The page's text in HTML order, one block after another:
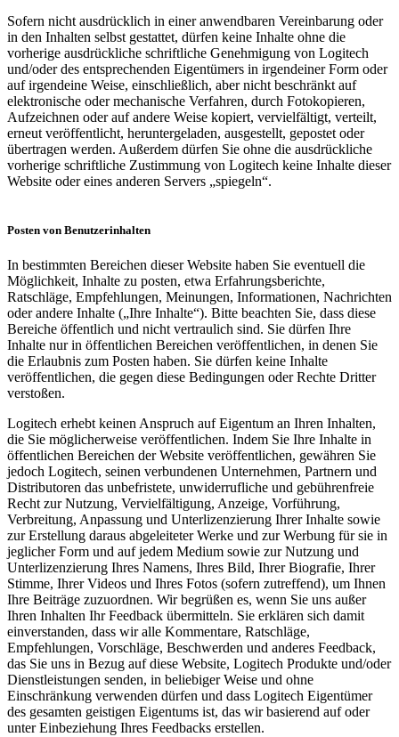
Sofern nicht ausdrücklich in einer anwendbaren Vereinbarung oder
in den Inhalten selbst gestattet, dürfen keine Inhalte ohne die
vorherige ausdrückliche schriftliche Genehmigung von Logitech
und/oder des entsprechenden Eigentümers in irgendeiner Form oder
auf irgendeine Weise, einschließlich, aber nicht beschränkt auf
elektronische oder mechanische Verfahren, durch Fotokopieren,
Aufzeichnen oder auf andere Weise kopiert, vervielfältigt, verteilt,
erneut veröffentlicht, heruntergeladen, ausgestellt, gepostet oder
übertragen werden. Außerdem dürfen Sie ohne die ausdrückliche
vorherige schriftliche Zustimmung von Logitech keine Inhalte dieser
Website oder eines anderen Servers „spiegeln“.
Posten von Benutzerinhalten
In bestimmten Bereichen dieser Website haben Sie eventuell die
Möglichkeit, Inhalte zu posten, etwa Erfahrungsberichte,
Ratschläge, Empfehlungen, Meinungen, Informationen, Nachrichten
oder andere Inhalte („Ihre Inhalte“). Bitte beachten Sie, dass diese
Bereiche öffentlich und nicht vertraulich sind. Sie dürfen Ihre
Inhalte nur in öffentlichen Bereichen veröffentlichen, in denen Sie
die Erlaubnis zum Posten haben. Sie dürfen keine Inhalte
veröffentlichen, die gegen diese Bedingungen oder Rechte Dritter
verstoßen.
Logitech erhebt keinen Anspruch auf Eigentum an Ihren Inhalten,
die Sie möglicherweise veröffentlichen. Indem Sie Ihre Inhalte in
öffentlichen Bereichen der Website veröffentlichen, gewähren Sie
jedoch Logitech, seinen verbundenen Unternehmen, Partnern und
Distributoren das unbefristete, unwiderrufliche und gebührenfreie
Recht zur Nutzung, Vervielfältigung, Anzeige, Vorführung,
Verbreitung, Anpassung und Unterlizenzierung Ihrer Inhalte sowie
zur Erstellung daraus abgeleiteter Werke und zur Werbung für sie in
jeglicher Form und auf jedem Medium sowie zur Nutzung und
Unterlizenzierung Ihres Namens, Ihres Bild, Ihrer Biografie, Ihrer
Stimme, Ihrer Videos und Ihres Fotos (sofern zutreffend), um Ihnen
Ihre Beiträge zuzuordnen. Wir begrüßen es, wenn Sie uns außer
Ihren Inhalten Ihr Feedback übermitteln. Sie erklären sich damit
einverstanden, dass wir alle Kommentare, Ratschläge,
Empfehlungen, Vorschläge, Beschwerden und anderes Feedback,
das Sie uns in Bezug auf diese Website, Logitech Produkte und/oder
Dienstleistungen senden, in beliebiger Weise und ohne
Einschränkung verwenden dürfen und dass Logitech Eigentümer
des gesamten geistigen Eigentums ist, das wir basierend auf oder
unter Einbeziehung Ihres Feedbacks erstellen.